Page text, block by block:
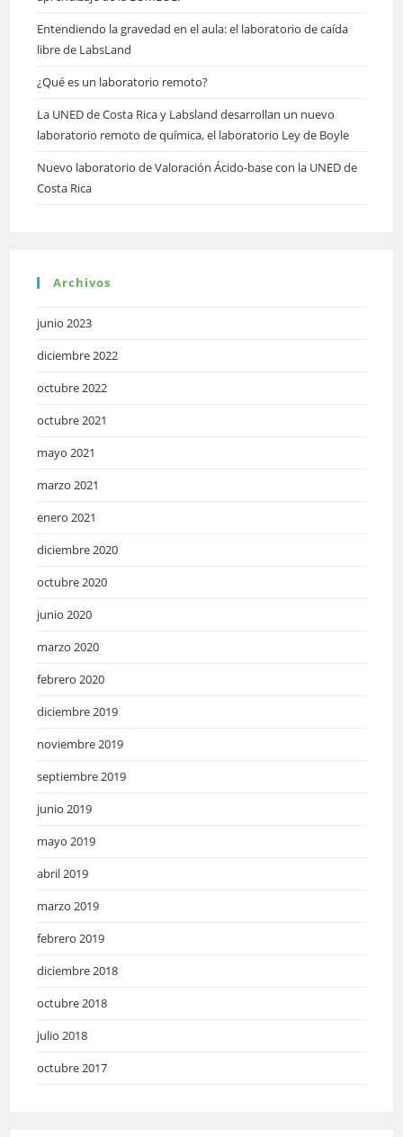
Entendiendo la gravedad en el aula: el laboratorio de caída
libre de LabsLand
¿Qué es un laboratorio remoto?
La UNED de Costa Rica y Labsland desarrollan un nuevo
laboratorio remoto de química, el laboratorio Ley de Boyle
Nuevo laboratorio de Valoración Ácido-base con la UNED de
Costa Rica
Archivos
junio 2023
diciembre 2022
octubre 2022
octubre 2021
mayo 2021
marzo 2021
enero 2021
diciembre 2020
octubre 2020
junio 2020
marzo 2020
febrero 2020
diciembre 2019
noviembre 2019
septiembre 2019
junio 2019
mayo 2019
abril 2019
marzo 2019
febrero 2019
diciembre 2018
octubre 2018
julio 2018
octubre 2017